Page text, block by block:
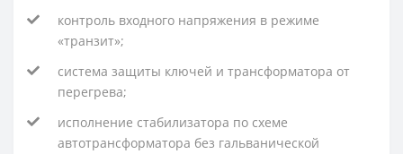
контроль входного напряжения в режиме
«транзит»;
система защиты ключей и трансформатора от
перегрева;
исполнение стабилизатора по схеме
автотрансформатора без гальванической